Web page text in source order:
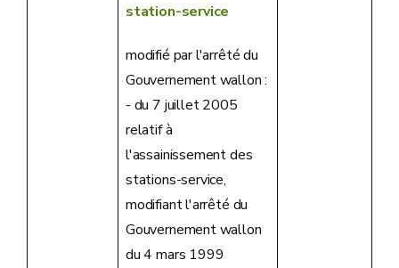
station-service
modifié par l'arrêté du
Gouvernement wallon :
- du 7 juillet 2005
relatif à
l'assainissement des
stations-service,
modifiant l'arrêté du
Gouvernement wallon
du 4 mars 1999